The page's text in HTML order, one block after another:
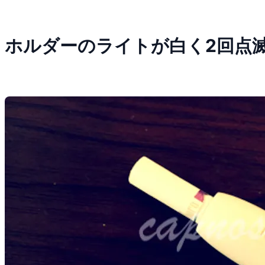
ホルダーのライトが白く2回点